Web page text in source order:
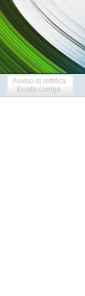
Avviso di rettifica
Errata corrige